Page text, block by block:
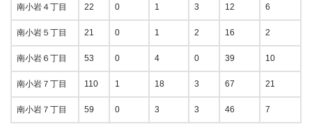
南小岩４丁目 22 0 1 3 12 6
南小岩５丁目 21 0 1 2 16 2
南小岩６丁目 53 0 4 0 39 10
南小岩７丁目 110 1 18 3 67 21
南小岩７丁目 59 0 3 3 46 7